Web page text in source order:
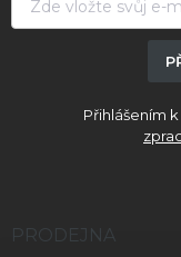
Přihlášením
PRODEJNA